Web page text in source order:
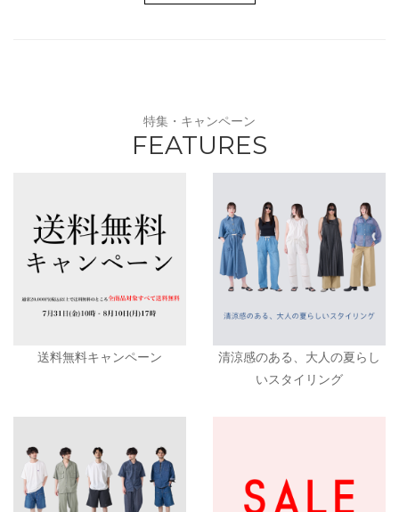
特集・キャンペーン
FEATURES
送料無料キャンペーン
清涼感のある、大人の夏らし
いスタイリング